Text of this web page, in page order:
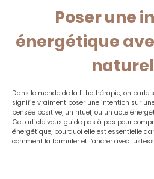
Poser une
énergétique
Dans le monde de la lithothérapie, on parle
signifie vraiment poser une intention sur
pensée positive, un rituel, ou un acte
Cet article vous guide pas à pas pour
énergétique, pourquoi elle est essentielle
comment la formuler et l’ancrer avec